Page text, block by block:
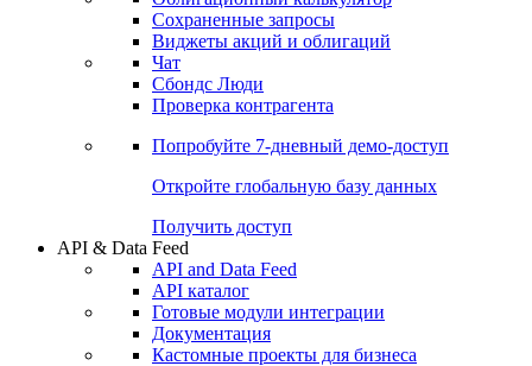
Сохраненные запросы
Виджеты акций и облигаций
Чат
Сбондс Люди
Проверка контрагента
Попробуйте 7-дневный демо-доступ
Откройте глобальную базу данных
Получить доступ
API & Data Feed
API and Data Feed
API каталог
Готовые модули интеграции
Документация
Кастомные проекты для бизнеса